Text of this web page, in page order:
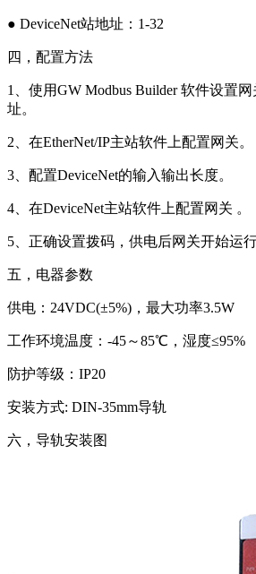
● DeviceNet站地址：1-32
四，配置方法
1、使用GW Modbus Builder 软件设置
址。
2、在EtherNet/IP主站软件上配置网关。
3、配置DeviceNet的输入输出长度。
4、在DeviceNet主站软件上配置网关 。
5、正确设置拨码，供电后网关开始运行
五，电器参数
供电：24VDC(±5%)，最大功率3.5W
工作环境温度：-45～85℃，湿度≤95%
防护等级：IP20
安装方式: DIN-35mm导轨
六，导轨安装图